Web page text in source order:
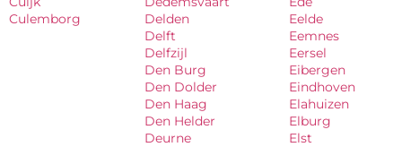
Culemborg
Delden
Delft
Delfzijl
Den Burg
Den Dolder
Den Haag
Den Helder
Deurne
Eelde
Eemnes
Eersel
Eibergen
Eindhoven
Elahuizen
Elburg
Elst